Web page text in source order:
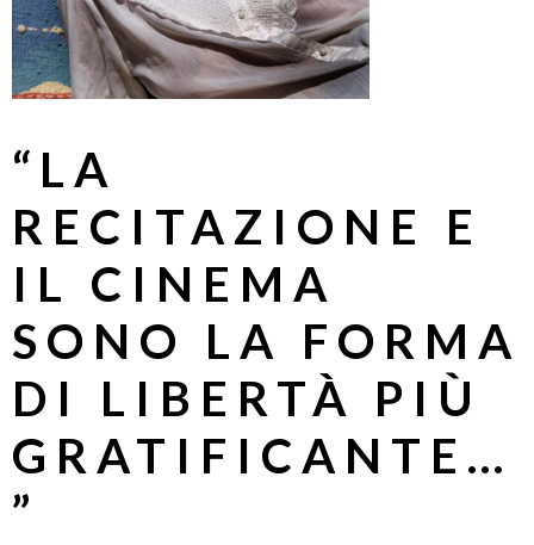
“LA
RECITAZIONE E
IL CINEMA
SONO LA FORMA
DI LIBERTÀ PIÙ
GRATIFICANTE…
”